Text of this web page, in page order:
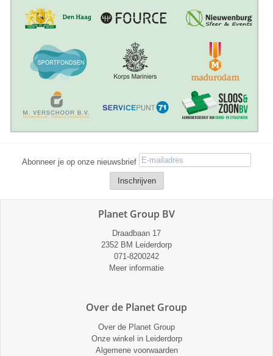
Abonneer je op onze nieuwsbrief
Planet Group BV
Draadbaan 17
2352 BM Leiderdorp
071-8200242
Meer informatie
Over de Planet Group
Over de Planet Group
Onze winkel in Leiderdorp
Algemene voorwaarden